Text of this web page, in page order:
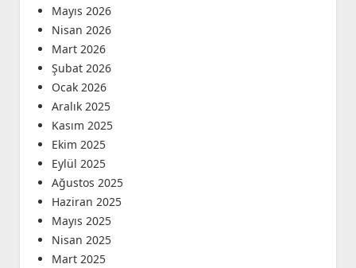
Mayıs 2026
Nisan 2026
Mart 2026
Şubat 2026
Ocak 2026
Aralık 2025
Kasım 2025
Ekim 2025
Eylül 2025
Ağustos 2025
Haziran 2025
Mayıs 2025
Nisan 2025
Mart 2025